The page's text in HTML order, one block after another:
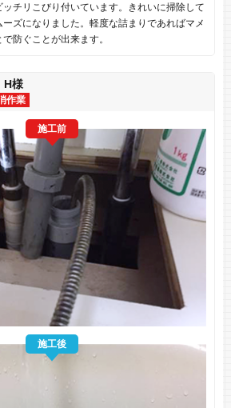
チリこびり付いています。きれいに掃除して
ズになりました。軽度な詰まりであればマメ
防ぐことが出来ます。
様
作業
施工前
施工後